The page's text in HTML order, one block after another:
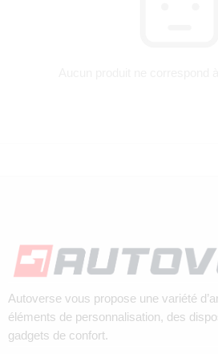
Autoverse vous propose une variété
éléments de personnalisation, des
gadgets de confort.